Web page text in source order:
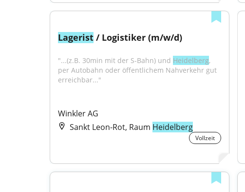
Lagerist / Logistiker (m/w/d)
"...(z.B. 30min mit der S-Bahn) und Heidelberg,
per Autobahn oder öffentlichem Nahverkehr gut
erreichbar..."
Winkler AG
Sankt Leon-Rot, Raum Heidelberg
Vollzeit